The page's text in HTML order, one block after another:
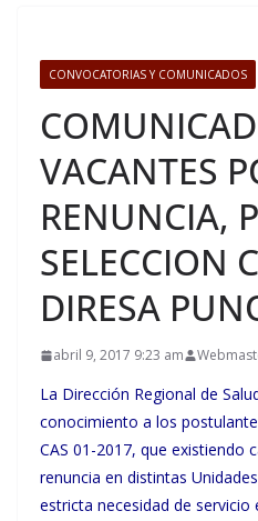
CONVOCATORIAS Y COMUNICADOS
VACANTES
RENUNCIA,
SELECCION
DIRESA
abril 9, 2017 9:23 am
La Dirección Regional de
conocimiento a los
CAS 01-2017, que existiendo
renuncia en distintas
estricta necesidad de servicio